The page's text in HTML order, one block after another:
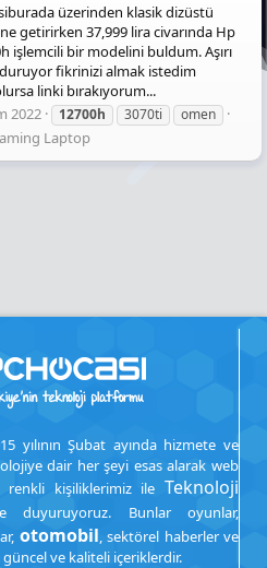
üzerinden klasik dizüstü
getirirken 37,999 lira civarında Hp
işlemcili bir modelini buldum. Aşırı
fikrinizi almak istedim
linki bırakıyorum...
2022 12700h 3070ti omen
Laptop
yılının Şubat ayında hizmete ve
dair her şeyi esas alarak web
renkli kişiliklerimiz ile Teknoloji
duyuruyoruz. Bunlar oyunlar,
otomobil, sektörel haberler ve
ve kaliteli içeriklerdir.